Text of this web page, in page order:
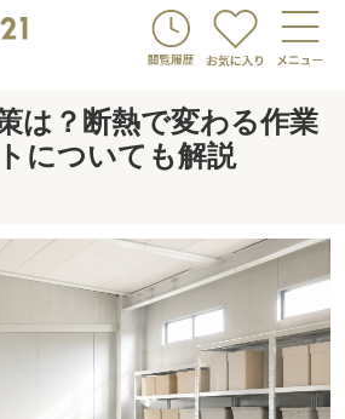
は？断熱で変わる作業
についても解説